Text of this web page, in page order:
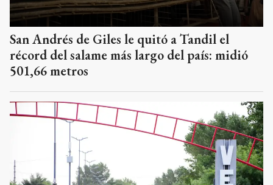
San Andrés de Giles le quitó a Tandil el
récord del salame más largo del país: midió
501,66 metros